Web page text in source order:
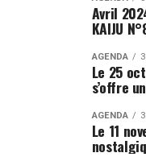
Avril
KAIJU
AGENDA
Le 25
s’offre
AGENDA
Le 11